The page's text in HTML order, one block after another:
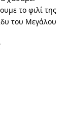
το φιλί της
του Μεγάλου